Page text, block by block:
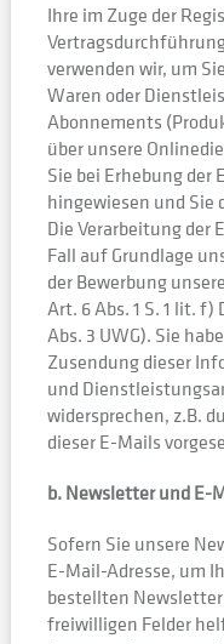
Ihre im Zuge der
verwenden wir, um
Waren oder
Abonnements
über unsere
Sie bei Erhebung
hingewiesen und Sie
Die Verarbeitung der
Fall auf Grundlage
der Bewerbung
Art. 6 Abs. 1 S. 1 lit. f)
Abs. 3 UWG). Sie
Zusendung dieser
und
widersprechen, z.B.
dieser E-Mails
b. Newsletter und E-
Sofern Sie unsere
E-Mail-Adresse, um
bestellten
freiwilligen Felder